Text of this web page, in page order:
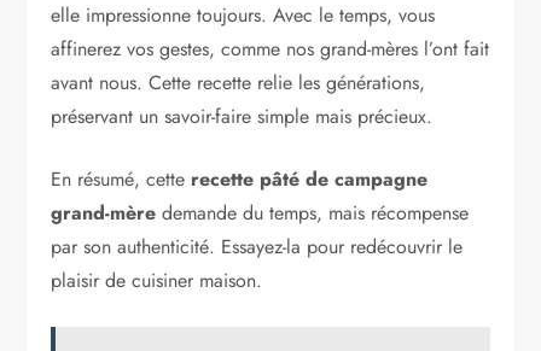
elle impressionne toujours. Avec le temps, vous
affinerez vos gestes, comme nos grand-mères l’ont fait
avant nous. Cette recette relie les générations,
préservant un savoir-faire simple mais précieux.
En résumé, cette recette pâté de campagne
grand-mère demande du temps, mais récompense
par son authenticité. Essayez-la pour redécouvrir le
plaisir de cuisiner maison.